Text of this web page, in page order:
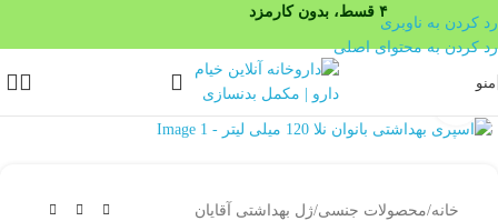
۴ قسط، بدون کارمزد
رد کردن به ناوبری
رد کردن به محتوای اصلی
منو
بزرگنمایی تصویر
خانه/محصولات جنسی/ژل بهداشتی آقایان